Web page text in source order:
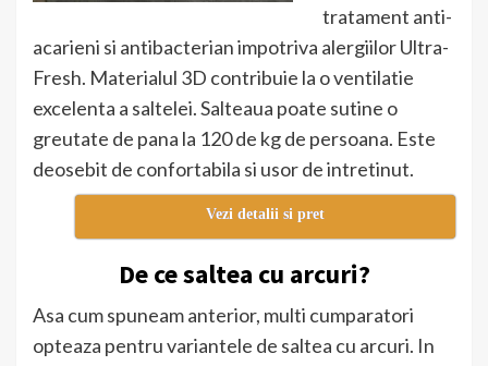
tratament anti-
acarieni si antibacterian impotriva alergiilor Ultra-
Fresh. Materialul 3D contribuie la o ventilatie
excelenta a saltelei. Salteaua poate sutine o
greutate de pana la 120 de kg de persoana. Este
deosebit de confortabila si usor de intretinut.
Vezi detalii si pret
De ce saltea cu arcuri?
Asa cum spuneam anterior, multi cumparatori
opteaza pentru variantele de saltea cu arcuri. In